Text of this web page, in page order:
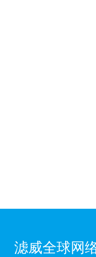
滤威全球网